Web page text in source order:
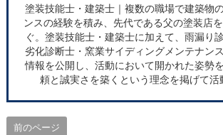
塗装技能士・建築士｜複数の職場で建築物
ンスの経験を積み、先代である父の塗装店
ぐ。塗装技能士・建築士に加えて、雨漏り
劣化診断士・窯業サイディングメンテナン
情報を公開し、活動において開かれた姿勢
頼と誠実さを築くという理念を掲げて活
前のページ